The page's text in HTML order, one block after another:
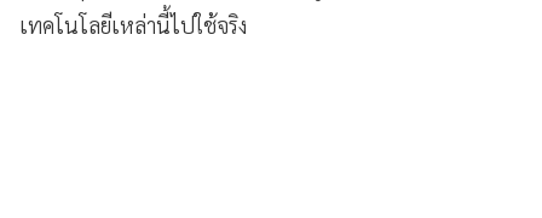
เทคโนโลยีเหล่านี้ไปใช้จริง